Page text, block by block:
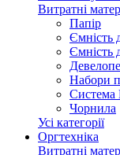
Витратні
Папір
Ємність
Ємність
Набори
Чорнила
Усі категорії
Оргтехніка
Витратні